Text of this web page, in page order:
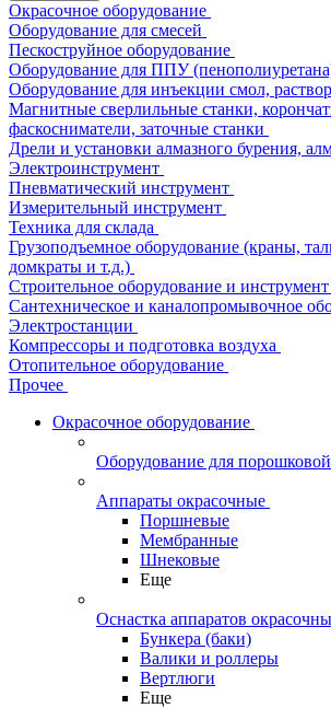
Окрасочное оборудование
Оборудование для смесей
Пескоструйное оборудование
Оборудование для ППУ
Оборудование для инъекции смол,
Магнитные сверлильные станки,
фаскосниматели, заточные станки
Дрели и установки алмазного бурения,
Электроинструмент
Пневматический инструмент
Измерительный инструмент
Техника для склада
Грузоподъемное оборудование (краны,
домкраты и т.д.)
Строительное оборудование и инструмент
Сантехническое и каналопромывочное
Электростанции
Компрессоры и подготовка воздуха
Отопительное оборудование
Прочее
Окрасочное оборудование
Оборудование для
Аппараты окрасочные
Поршневые
Мембранные
Шнековые
Еще
Оснастка аппаратов
Бункера (баки)
Валики и роллеры
Вертлюги
Еще